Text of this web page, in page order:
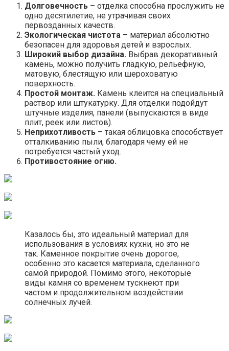
Долговечность – отделка способна прослужить не
одно десятилетие, не утрачивая своих
первозданных качеств.
Экологическая чистота – материал абсолютно
безопасен для здоровья детей и взрослых.
Широкий выбор дизайна. Выбрав декоративный
камень, можно получить гладкую, рельефную,
матовую, блестящую или шероховатую
поверхность.
Простой монтаж. Камень клеится на специальный
раствор или штукатурку. Для отделки подойдут
штучные изделия, панели (выпускаются в виде
плит, реек или листов).
Неприхотливость – такая облицовка способствует
отталкиванию пыли, благодаря чему ей не
потребуется частый уход.
Противостояние огню.
Казалось бы, это идеальный материал для
использования в условиях кухни, но это не
так. Каменное покрытие очень дорогое,
особенно это касается материала, сделанного
самой природой. Помимо этого, некоторые
виды камня со временем тускнеют при
частом и продолжительном воздействии
солнечных лучей.